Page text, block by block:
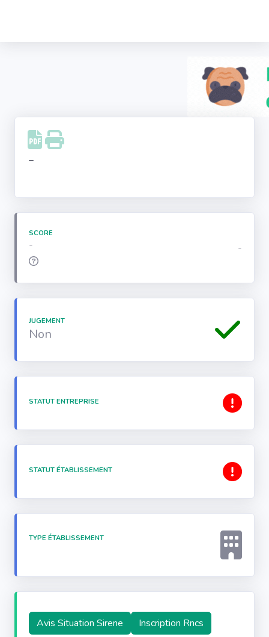
Facebook
Instagram
-
SCORE
- -
JUGEMENT
Non
STATUT ENTREPRISE
STATUT ÉTABLISSEMENT
TYPE ÉTABLISSEMENT
Avis Situation Sirene Inscription Rncs